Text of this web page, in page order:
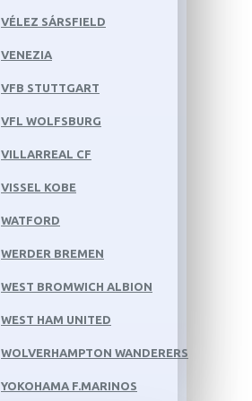
VÉLEZ SÁRSFIELD
VENEZIA
VFB STUTTGART
VFL WOLFSBURG
VILLARREAL CF
VISSEL KOBE
WATFORD
WERDER BREMEN
WEST BROMWICH ALBION
WEST HAM UNITED
WOLVERHAMPTON WANDERERS
YOKOHAMA F.MARINOS